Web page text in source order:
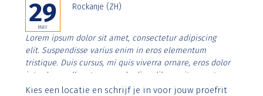
29
MAY
Rockanje (ZH)
Lorem ipsum dolor sit amet, consectetur adipiscing
elit. Suspendisse varius enim in eros elementum
tristique. Duis cursus, mi quis viverra ornare, eros dolor
interdum nulla, ut commodo diam libero vitae erat.
Aenean faucibus nibh et justo cursus id rutrum lorem
Kies een locatie en schrijf je in voor jouw proefrit